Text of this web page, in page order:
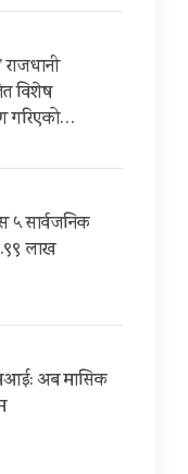
राजधानी
विशेष
गरिएको…
५ सार्वजनिक
लाख
अब मासिक